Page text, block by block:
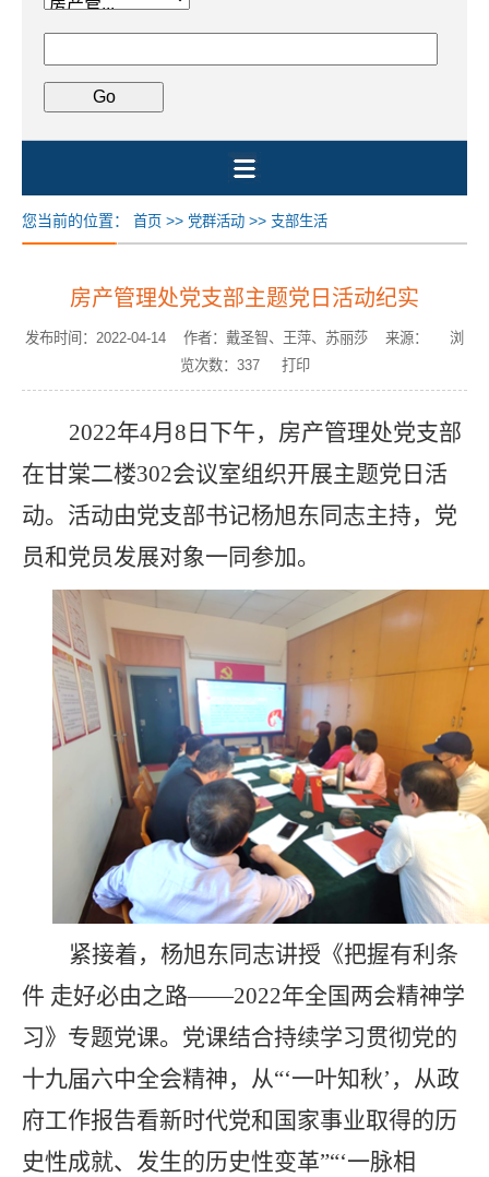
您当前的位置： 首页 >> 党群活动 >> 支部生活
房产管理处党支部主题党日活动纪实
发布时间：2022-04-14 作者：戴圣智、王萍、苏丽莎 来源： 浏
览次数： 337 打印
2022年4月 8 日下午，房产管理处党支部
在甘棠二楼302会议室组织开展主题党日活
动。活动由党支部书记杨旭东同志主持，党
员和党员发展对象一同参加。
紧接着，杨旭东同志讲授《把握有利条
件 走好必由之路——2022年全国两会精神学
习》专题党课。党课结合持续学习贯彻党的
十九届六中全会精神，从“‘一叶知秋’，从政
府工作报告看新时代党和国家事业取得的历
史性成就、发生的历史性变革”“‘一脉相